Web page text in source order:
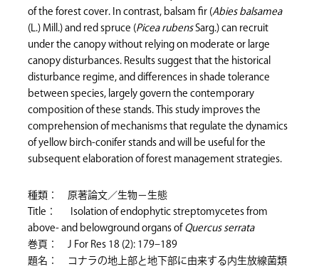
of the forest cover. In contrast, balsam fir (Abies balsamea
(L.) Mill.) and red spruce (Picea rubensSarg.) can recruit
under the canopy without relying on moderate or large
canopy disturbances. Results suggest that the historical
disturbance regime, and differences in shade tolerance
between species, largely govern the contemporary
composition of these stands. This study improves the
comprehension of mechanisms that regulate the dynamics
of yellow birch-conifer stands and will be useful for the
subsequent elaboration of forest management strategies.
種類： 原著論文／生物－生態
Title： Isolation of endophytic streptomycetes from
above- and belowground organs ofQuercus serrata
巻頁： J For Res 18 (2): 179–189
題名： コナラの地上部と地下部に由来する内生放線菌類